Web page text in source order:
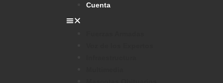
Cuenta